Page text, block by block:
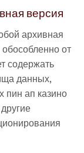
версия
архивная
от
содержать
данных,
пин ап казино